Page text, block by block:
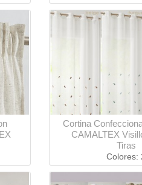
Cortina
CAMALTEX
Tiras
Colores: